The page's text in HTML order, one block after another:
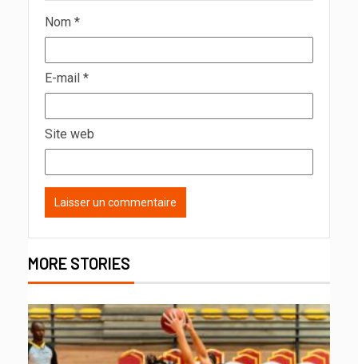
Nom *
E-mail *
Site web
MORE STORIES